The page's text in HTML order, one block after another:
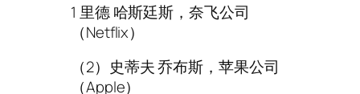
1 里德 哈斯廷斯，奈飞公司
（Netflix）
（2）史蒂夫 乔布斯，苹果公司
（Apple）